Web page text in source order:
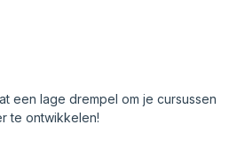
een lage drempel om je cursussen
te ontwikkelen!